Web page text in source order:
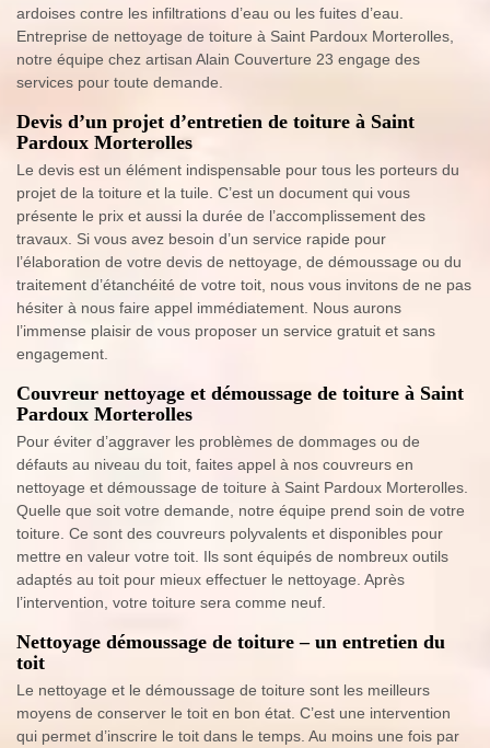
ardoises contre les infiltrations d’eau ou les fuites d’eau.
Entreprise de nettoyage de toiture à Saint Pardoux Morterolles,
notre équipe chez artisan Alain Couverture 23 engage des
services pour toute demande.
Devis d’un projet d’entretien de toiture à Saint
Pardoux Morterolles
Le devis est un élément indispensable pour tous les porteurs du
projet de la toiture et la tuile. C’est un document qui vous
présente le prix et aussi la durée de l’accomplissement des
travaux. Si vous avez besoin d’un service rapide pour
l’élaboration de votre devis de nettoyage, de démoussage ou du
traitement d’étanchéité de votre toit, nous vous invitons de ne pas
hésiter à nous faire appel immédiatement. Nous aurons
l’immense plaisir de vous proposer un service gratuit et sans
engagement.
Couvreur nettoyage et démoussage de toiture à Saint
Pardoux Morterolles
Pour éviter d’aggraver les problèmes de dommages ou de
défauts au niveau du toit, faites appel à nos couvreurs en
nettoyage et démoussage de toiture à Saint Pardoux Morterolles.
Quelle que soit votre demande, notre équipe prend soin de votre
toiture. Ce sont des couvreurs polyvalents et disponibles pour
mettre en valeur votre toit. Ils sont équipés de nombreux outils
adaptés au toit pour mieux effectuer le nettoyage. Après
l’intervention, votre toiture sera comme neuf.
Nettoyage démoussage de toiture – un entretien du
toit
Le nettoyage et le démoussage de toiture sont les meilleurs
moyens de conserver le toit en bon état. C’est une intervention
qui permet d’inscrire le toit dans le temps. Au moins une fois par